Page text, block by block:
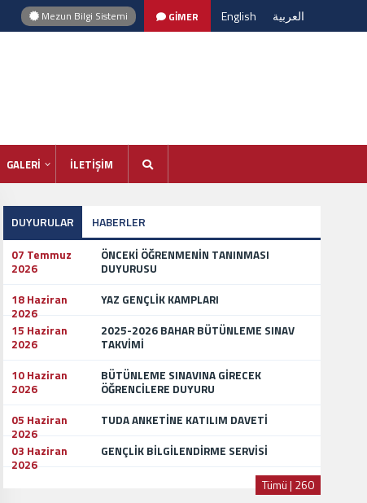
Mezun Bilgi Sistemi GİMER English العربية
GALERİ İLETİŞİM
DUYURULAR HABERLER
07 Temmuz
2026
ÖNCEKİ ÖĞRENMENİN TANINMASI
DUYURUSU
18 Haziran
2026
YAZ GENÇLİK KAMPLARI
15 Haziran
2026
2025-2026 BAHAR BÜTÜNLEME SINAV
TAKVİMİ
10 Haziran
2026
BÜTÜNLEME SINAVINA GİRECEK
ÖĞRENCİLERE DUYURU
05 Haziran
2026
TUDA ANKETİNE KATILIM DAVETİ
03 Haziran
2026
GENÇLİK BİLGİLENDİRME SERVİSİ
Tümü | 260